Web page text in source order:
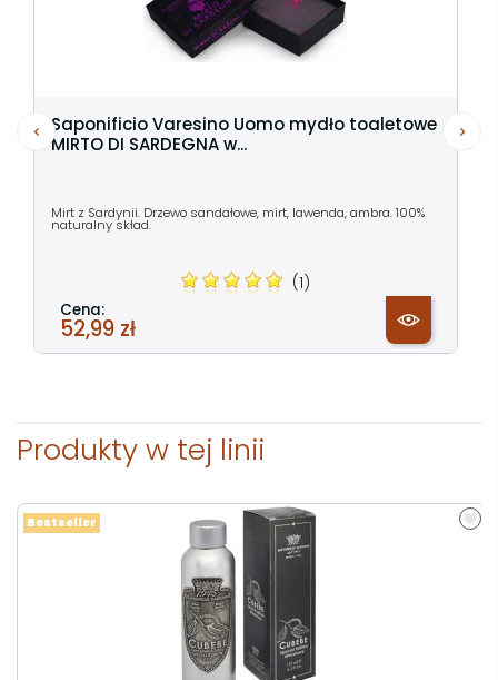
Saponificio Varesino Uomo mydło toaletowe
MIRTO DI SARDEGNA w...
Mirt z Sardynii. Drzewo sandałowe, mirt, lawenda, ambra. 100%
naturalny skład.
(1)
Cena:
52,99 zł
Produkty w tej linii
Bestseller